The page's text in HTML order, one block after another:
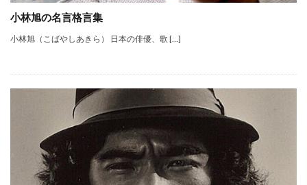
小林旭の名言格言集
小林旭（こばやしあきら） 日本の俳優、歌 […]